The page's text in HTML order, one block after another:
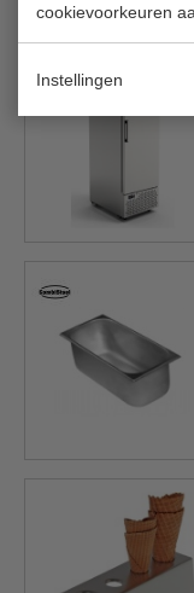
cookievoorkeuren
Instellingen